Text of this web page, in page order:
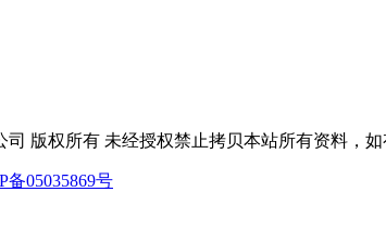
司 版权所有 未经授权禁止拷贝本站所有资料，
备05035869号